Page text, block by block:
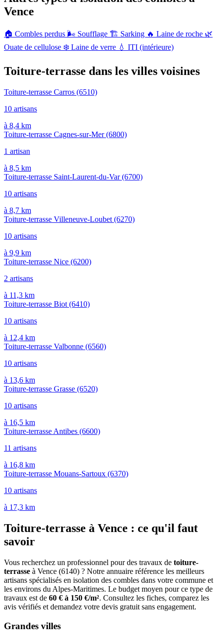
Vence
🏠 Combles perdus 🌬️ Soufflage 🏗️ Sarking 🔥 Laine de roche 🌿
Ouate de cellulose ❄️ Laine de verre 💧 ITI (intérieure)
Toiture-terrasse dans les villes voisines
Toiture-terrasse Carros (6510)
10 artisans
à 8,4 km
Toiture-terrasse Cagnes-sur-Mer(6800)
1 artisan
à 8,5 km
Toiture-terrasse Saint-Laurent-du-Var(6700)
10 artisans
à 8,7 km
Toiture-terrasse Villeneuve-Loubet (6270)
10 artisans
à 9,9 km
Toiture-terrasse Nice (6200)
2 artisans
à 11,3 km
Toiture-terrasse Biot (6410)
10 artisans
à 12,4 km
Toiture-terrasse Valbonne (6560)
10 artisans
à 13,6 km
Toiture-terrasse Grasse (6520)
10 artisans
à 16,5 km
Toiture-terrasse Antibes (6600)
11 artisans
à 16,8 km
Toiture-terrasse Mouans-Sartoux (6370)
10 artisans
à 17,3 km
Toiture-terrasse à Vence : ce qu'il faut
savoir
Vous recherchez un professionnel pour des travaux de toiture-
terrasse à Vence (6140) ? Notre annuaire référence les meilleurs
artisans spécialisés en isolation des combles dans votre commune et
les environs du Alpes-Maritimes. Le budget moyen pour ce type de
travaux est de 60 € à 150 €/m². Consultez les fiches, comparez les
avis vérifiés et demandez votre devis gratuit sans engagement.
Grandes villes